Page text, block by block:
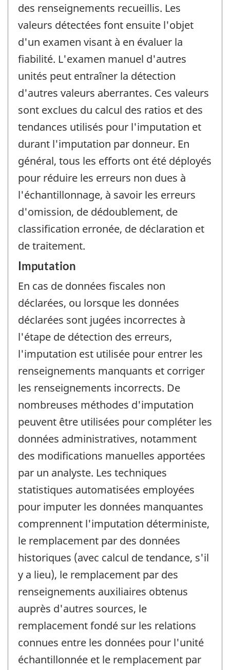
des renseignements recueillis. Les
valeurs détectées font ensuite l'objet
d'un examen visant à en évaluer la
fiabilité. L'examen manuel d'autres
unités peut entraîner la détection
d'autres valeurs aberrantes. Ces valeurs
sont exclues du calcul des ratios et des
tendances utilisés pour l'imputation et
durant l'imputation par donneur. En
général, tous les efforts ont été déployés
pour réduire les erreurs non dues à
l'échantillonnage, à savoir les erreurs
d'omission, de dédoublement, de
classification erronée, de déclaration et
de traitement.
Imputation
En cas de données fiscales non
déclarées, ou lorsque les données
déclarées sont jugées incorrectes à
l'étape de détection des erreurs,
l'imputation est utilisée pour entrer les
renseignements manquants et corriger
les renseignements incorrects. De
nombreuses méthodes d'imputation
peuvent être utilisées pour compléter les
données administratives, notamment
des modifications manuelles apportées
par un analyste. Les techniques
statistiques automatisées employées
pour imputer les données manquantes
comprennent l'imputation déterministe,
le remplacement par des données
historiques (avec calcul de tendance, s'il
y a lieu), le remplacement par des
renseignements auxiliaires obtenus
auprès d'autres sources, le
remplacement fondé sur les relations
connues entre les données pour l'unité
échantillonnée et le remplacement par